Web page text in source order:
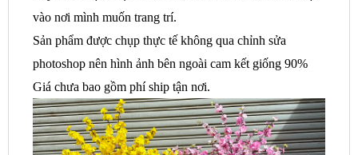
vào nơi mình muốn trang trí.
Sản phẩm được chụp thực tế không qua chỉnh sửa
photoshop nên hình ảnh bên ngoài cam kết giống 90%
Giá chưa bao gồm phí ship tận nơi.